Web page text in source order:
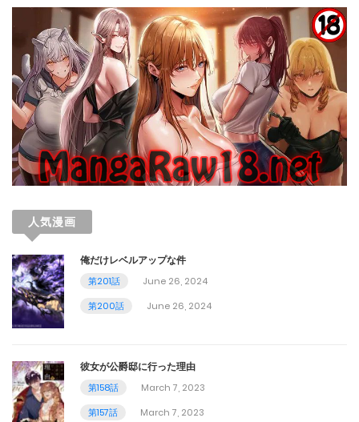
October 29, 2023
第74話
October 22, 2023
第73話
October 15, 2023
第72話
第71話
October 1, 2023
第70話
第69話
September 10, 2023
人気漫画
俺だけレベルアップな件
第201話
June 26, 2024
第200話
June 26, 2024
彼女が公爵邸に行った理由
第158話
March 7, 2023
第157話
March 7, 2023